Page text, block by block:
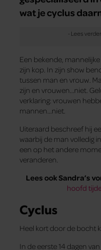
wat je cyclus
Een bekende,
zijn kop. In zijn show
tussen man en vrouw.
zijn en vrouwen…niet.
verklaring: vrouwen
mannen…niet.
Uiteraard beschreef hij
waarbij de man volledig
een op het andere
veranderen.
Lees ook Sandra’s
hoofd
Cyclus
Heel kort door de bocht
In de eerste 14 dagen